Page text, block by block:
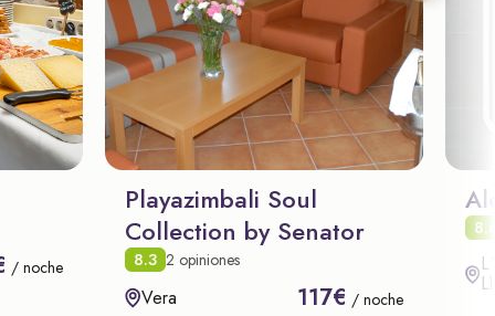
/ noche
Playazimbali Soul
Collection by Senator
8.3 2 opiniones
Vera 117€ / noche